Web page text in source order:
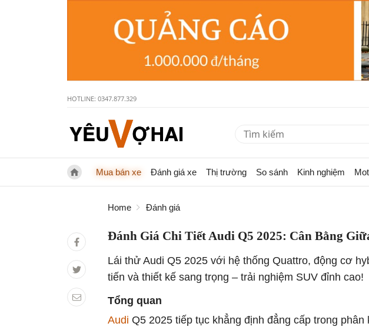
HOTLINE: 0347.877.329
Mua bán xe Đánh giá xe Thị trường So sánh Kinh nghiệm
Home Đánh giá
Đánh Giá Chi Tiết Audi Q5 2025: Cân Bằng
Lái thử Audi Q5 2025 với hệ thống Quattro, động cơ
tiến và thiết kế sang trọng – trải nghiệm SUV đỉnh cao!
Tổng quan
Audi Q5 2025 tiếp tục khẳng định đẳng cấp trong